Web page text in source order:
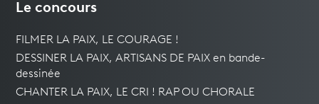
Le concours
FILMER LA PAIX, LE COURAGE !
DESSINER LA PAIX, ARTISANS DE PAIX en bande-
dessinée
CHANTER LA PAIX, LE CRI ! RAP OU CHORALE